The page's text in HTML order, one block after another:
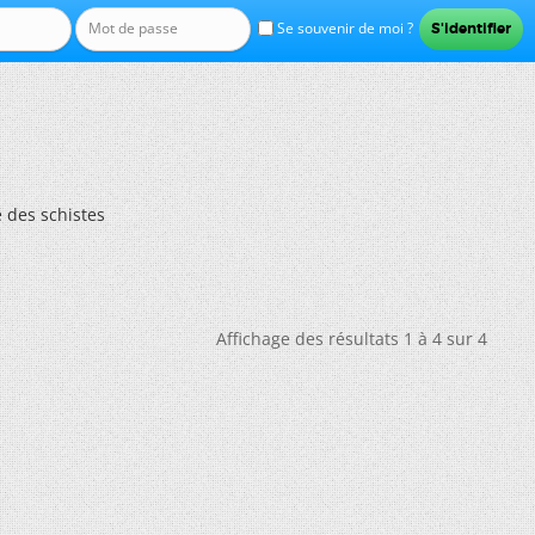
Se souvenir de moi ?
schistes
Affichage des résultats 1 à 4 sur 4